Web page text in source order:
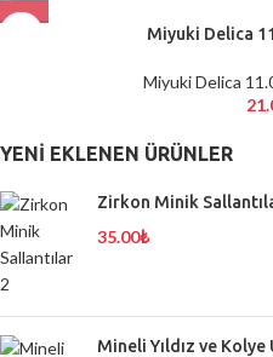
Miyuki Delica
Miyuki Delica
YENI EKLENEN ÜRÜNLER
Zirkon Minik
35.00₺
Mineli Yıldız ve Kolye